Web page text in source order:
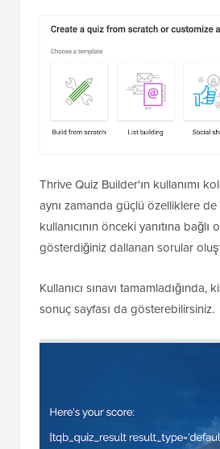
Thrive Quiz Builder'ın kullanımı
aynı zamanda güçlü özelliklere
kullanıcının önceki yanıtına
gösterdiğiniz dallanan sorular
Kullanıcı sınavı
sonuç sayfası da gösterebilirsiniz.